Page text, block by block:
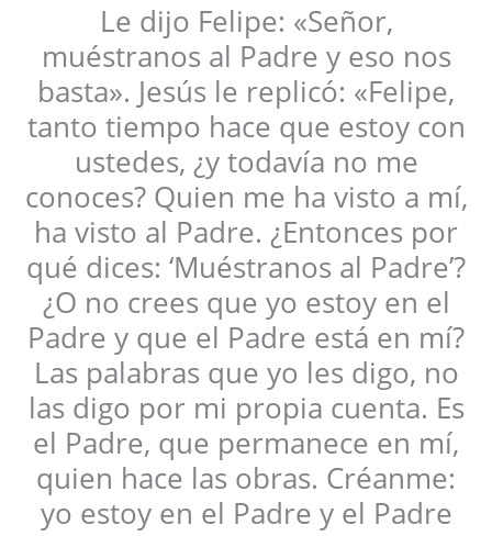
Le dijo Felipe: «Señor,
muéstranos al Padre y eso nos
basta». Jesús le replicó: «Felipe,
tanto tiempo hace que estoy con
ustedes, ¿y todavía no me
conoces? Quien me ha visto a mí,
ha visto al Padre. ¿Entonces por
qué dices: ‘Muéstranos al Padre’?
¿O no crees que yo estoy en el
Padre y que el Padre está en mí?
Las palabras que yo les digo, no
las digo por mi propia cuenta. Es
el Padre, que permanece en mí,
quien hace las obras. Créanme:
yo estoy en el Padre y el Padre